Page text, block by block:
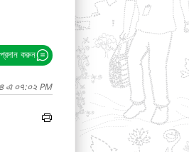
করুন
এ ০৭:০২ PM